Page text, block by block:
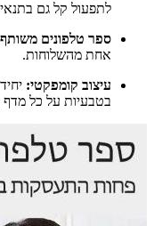
לתפעול קל גם
ספר טלפונים
אחת מהשלוחות.
עיצוב קומפקטי:
בטבעיות על כל מדף